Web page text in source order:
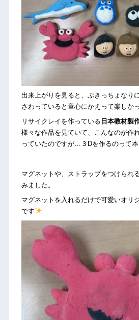
出来上がりを見ると、ぶきっちょなり
さわっていると童心にかえって楽しか
リサイクレイを作っている 日本教材製
様々な作品を見ていて、こんなのが作
っていたのですが…３Dを作るのって本
マグネットや、ストラップをつけられ
みました。
マグネットを入れるだけで可愛いオリ
です